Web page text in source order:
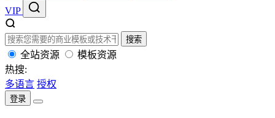
VIP
搜索
全站资源
模板资源
热搜:
多语言 授权
登录